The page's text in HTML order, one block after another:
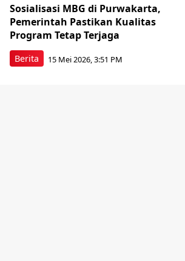
Berita
Sosialisasi MBG di Purwakarta,
Pemerintah Pastikan Kualitas
Program Tetap Terjaga
15 Mei 2026, 3:51 PM